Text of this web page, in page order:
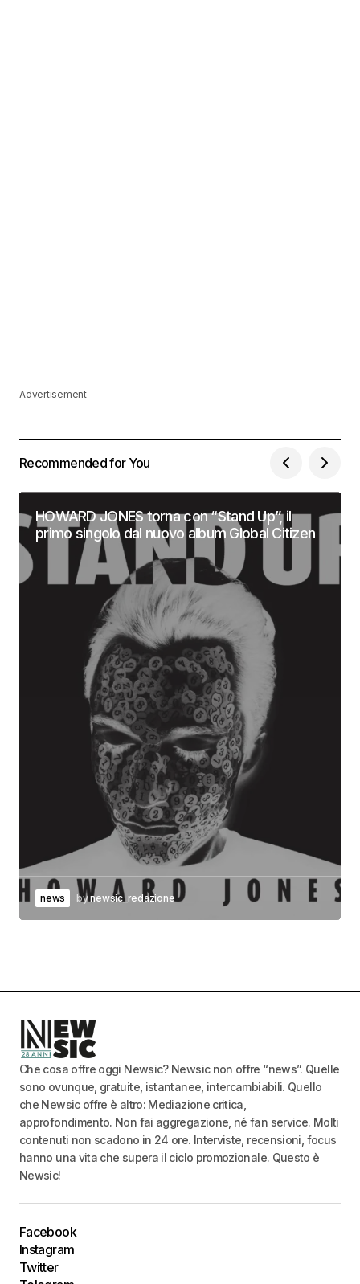
Advertisement
Recommended for You
HOWARD JONES torna con “Stand Up”, il
primo singolo dal nuovo album Global Citizen
news bynewsic_redazione
Che cosa offre oggi Newsic? Newsic non offre “news”. Quelle
sono ovunque, gratuite, istantanee, intercambiabili. Quello
che Newsic offre è altro: Mediazione critica,
approfondimento. Non fai aggregazione, né fan service. Molti
contenuti non scadono in 24 ore. Interviste, recensioni, focus
hanno una vita che supera il ciclo promozionale. Questo è
Newsic!
Facebook
Instagram
Twitter